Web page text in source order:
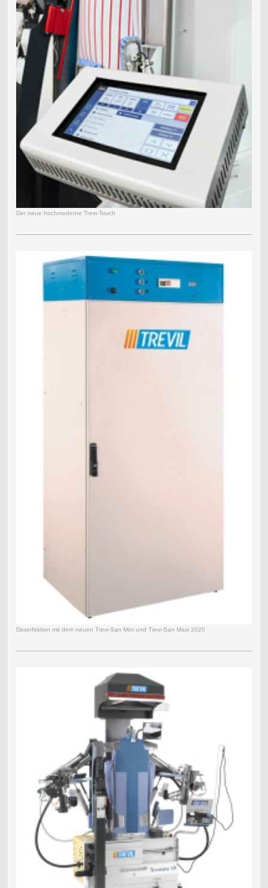
Der neue hochmoderne Trevi-Touch
Desinfektion mit dem neuen Trevi-San Mini und Trevi-San Maxi 2020